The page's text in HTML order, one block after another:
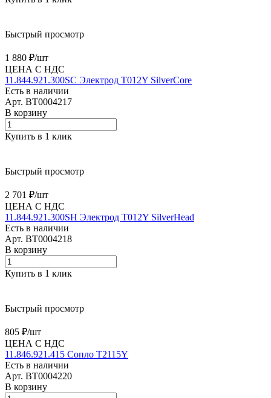
Быстрый просмотр
1 880 ₽/шт
ЦЕНА С НДС
11.844.921.300SC Электрод T012Y SilverCore
Есть в наличии
Арт. BT0004217
В корзину
Купить в 1 клик
Быстрый просмотр
2 701 ₽/шт
ЦЕНА С НДС
11.844.921.300SH Электрод T012Y SilverHead
Есть в наличии
Арт. BT0004218
В корзину
Купить в 1 клик
Быстрый просмотр
805 ₽/шт
ЦЕНА С НДС
11.846.921.415 Сопло T2115Y
Есть в наличии
Арт. BT0004220
В корзину